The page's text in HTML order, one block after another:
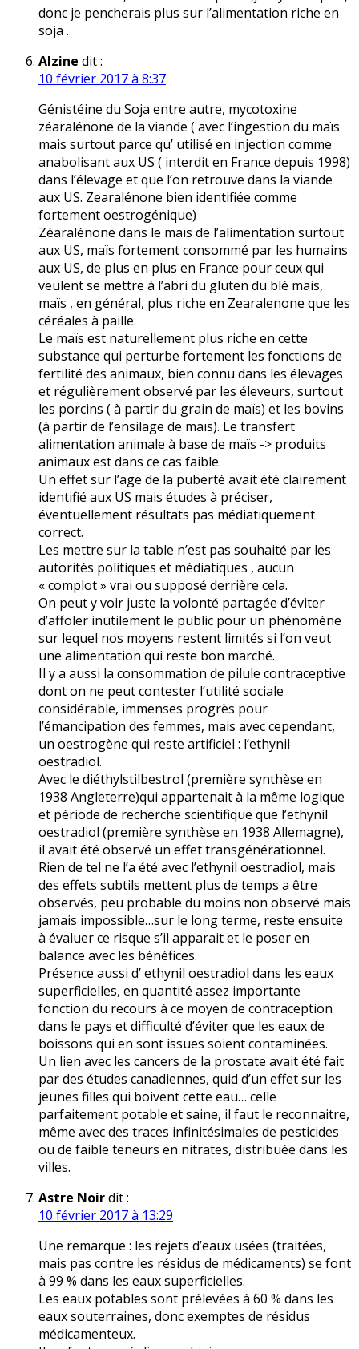
donc je pencherais plus sur l’alimentation riche en
soja .
Alzine dit :
10 février 2017 à 8:37
Génistéine du Soja entre autre, mycotoxine
zéaralénone de la viande ( avec l’ingestion du maïs
mais surtout parce qu’ utilisé en injection comme
anabolisant aux US ( interdit en France depuis 1998)
dans l’élevage et que l’on retrouve dans la viande
aux US. Zearalénone bien identifiée comme
fortement oestrogénique)
Zéaralénone dans le maïs de l’alimentation surtout
aux US, maïs fortement consommé par les humains
aux US, de plus en plus en France pour ceux qui
veulent se mettre à l’abri du gluten du blé mais,
maïs , en général, plus riche en Zearalenone que les
céréales à paille.
Le maïs est naturellement plus riche en cette
substance qui perturbe fortement les fonctions de
fertilité des animaux, bien connu dans les élevages
et régulièrement observé par les éleveurs, surtout
les porcins ( à partir du grain de maïs) et les bovins
(à partir de l’ensilage de maïs). Le transfert
alimentation animale à base de maïs -> produits
animaux est dans ce cas faible.
Un effet sur l’age de la puberté avait été clairement
identifié aux US mais études à préciser,
éventuellement résultats pas médiatiquement
correct.
Les mettre sur la table n’est pas souhaité par les
autorités politiques et médiatiques , aucun
« complot » vrai ou supposé derrière cela.
On peut y voir juste la volonté partagée d’éviter
d’affoler inutilement le public pour un phénomène
sur lequel nos moyens restent limités si l’on veut
une alimentation qui reste bon marché.
Il y a aussi la consommation de pilule contraceptive
dont on ne peut contester l’utilité sociale
considérable, immenses progrès pour
l’émancipation des femmes, mais avec cependant,
un oestrogène qui reste artificiel : l’ethynil
oestradiol.
Avec le diéthylstilbestrol (première synthèse en
1938 Angleterre)qui appartenait à la même logique
et période de recherche scientifique que l’ethynil
oestradiol (première synthèse en 1938 Allemagne),
il avait été observé un effet transgénérationnel.
Rien de tel ne l’a été avec l’ethynil oestradiol, mais
des effets subtils mettent plus de temps a être
observés, peu probable du moins non observé mais
jamais impossible…sur le long terme, reste ensuite
à évaluer ce risque s’il apparait et le poser en
balance avec les bénéfices.
Présence aussi d’ ethynil oestradiol dans les eaux
superficielles, en quantité assez importante
fonction du recours à ce moyen de contraception
dans le pays et difficulté d’éviter que les eaux de
boissons qui en sont issues soient contaminées.
Un lien avec les cancers de la prostate avait été fait
par des études canadiennes, quid d’un effet sur les
jeunes filles qui boivent cette eau… celle
parfaitement potable et saine, il faut le reconnaitre,
même avec des traces infinitésimales de pesticides
ou de faible teneurs en nitrates, distribuée dans les
villes.
Astre Noirdit :
10 février 2017 à 13:29
Une remarque : les rejets d’eaux usées (traitées,
mais pas contre les résidus de médicaments) se font
à 99 % dans les eaux superficielles.
Les eaux potables sont prélevées à 60 % dans les
eaux souterraines, donc exemptes de résidus
médicamenteux.